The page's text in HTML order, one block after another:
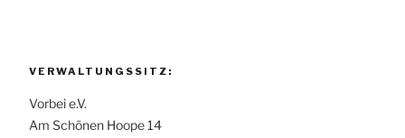
VERWALTUNGSSITZ:
Vorbei e.V.
Am Schönen Hoope 14